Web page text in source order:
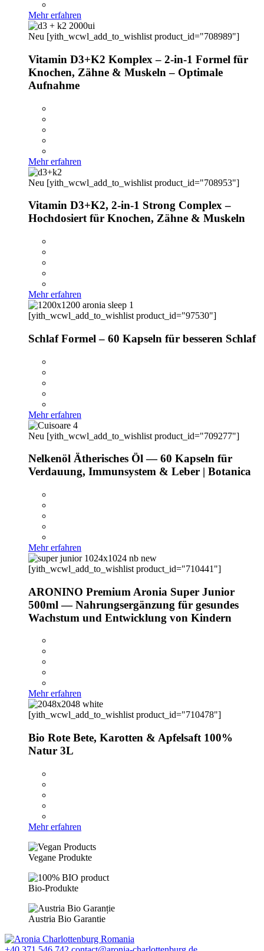
Mehr erfahren
Neu [yith_wcwl_add_to_wishlist product_id="708989"]
Vitamin D3+K2 Komplex – 2-in-1 Formel für
Knochen, Zähne & Muskeln – Optimale
Aufnahme
Mehr erfahren
Neu [yith_wcwl_add_to_wishlist product_id="708953"]
Vitamin D3+K2, 2-in-1 Strong Complex –
Hochdosiert für Knochen, Zähne & Muskeln
Mehr erfahren
[yith_wcwl_add_to_wishlist product_id="97530"]
Schlaf Formel – 60 Kapseln für besseren Schlaf
Mehr erfahren
Neu [yith_wcwl_add_to_wishlist product_id="709277"]
Nelkenöl Ätherisches Öl — 60 Kapseln für
Verdauung, Immunsystem & Leber | Botanica
Mehr erfahren
[yith_wcwl_add_to_wishlist product_id="710441"]
ARONINO Premium Aronia Super Junior
500ml — Nahrungsergänzung für gesundes
Wachstum und Entwicklung von Kindern
Mehr erfahren
[yith_wcwl_add_to_wishlist product_id="710478"]
Bio Rote Bete, Karotten & Apfelsaft 100%
Natur 3L
Mehr erfahren
Vegane Produkte
Bio-Produkte
Austria Bio Garantie